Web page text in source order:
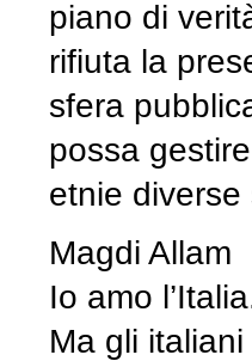
piano di
rifiuta la
sfera
possa
etnie
Magdi Allam
Io amo
Ma gli